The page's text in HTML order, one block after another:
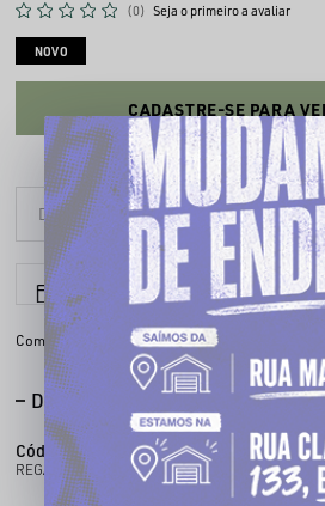
(0) Seja o primeiro a avaliar
NOVO
CADASTRE-SE PARA
Parcele em até 6x
Compartilhe:
DESCRIÇÃO COMPLETA
Código identificador (SKU):
300200072
REGATA BASKET 072 BIG